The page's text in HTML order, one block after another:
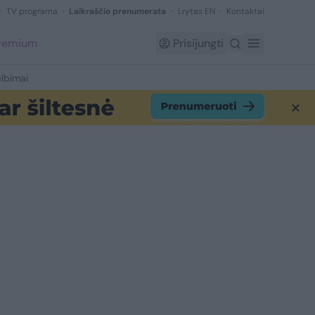
TV programa Laikraščio prenumerata Lrytas EN Kontaktai
Prisijungti